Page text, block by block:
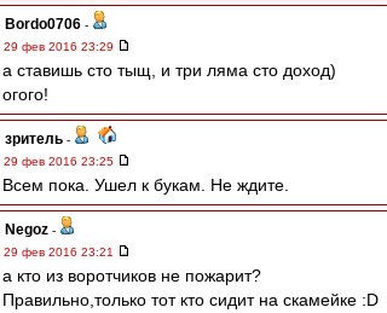
Bordo0706 -
29 фев 2016 23:29
а ставишь сто тыщ, и три ляма сто доход)
огого!
зpитель -
29 фев 2016 23:25
Всем пока. Ушел к букам. Не ждите.
Negoz -
29 фев 2016 23:21
а кто из воротчиков не пожарит?
Правильно,только тот кто сидит на скамейке :D